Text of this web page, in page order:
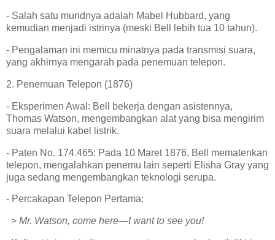
- Salah satu muridnya adalah Mabel Hubbard, yang
kemudian menjadi istrinya (meski Bell lebih tua 10 tahun).
- Pengalaman ini memicu minatnya pada transmisi suara,
yang akhirnya mengarah pada penemuan telepon.
2. Penemuan Telepon (1876)
- Eksperimen Awal: Bell bekerja dengan asistennya,
Thomas Watson, mengembangkan alat yang bisa mengirim
suara melalui kabel listrik.
- Paten No. 174.465: Pada 10 Maret 1876, Bell mematenkan
telepon, mengalahkan penemu lain seperti Elisha Gray yang
juga sedang mengembangkan teknologi serupa.
- Percakapan Telepon Pertama:
> Mr. Watson, come here—I want to see you!